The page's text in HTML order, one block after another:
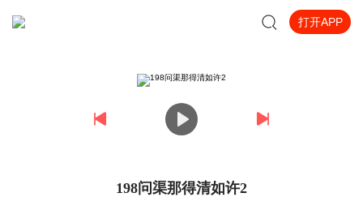
打开APP
198问渠那得清如许2